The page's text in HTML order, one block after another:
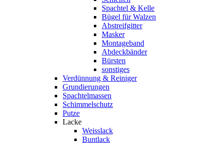
Spachtel & Kelle
Bügel für Walzen
Abstreifgitter
Masker
Montageband
Abdeckbänder
Bürsten
sonstiges
Verdünnung & Reiniger
Grundierungen
Spachtelmassen
Schimmelschutz
Putze
Lacke
Weisslack
Buntlack